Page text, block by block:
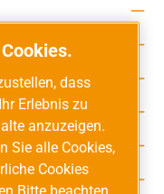
dass
Erlebnis zu
anzuzeigen.
Sie alle Cookies,
Cookies